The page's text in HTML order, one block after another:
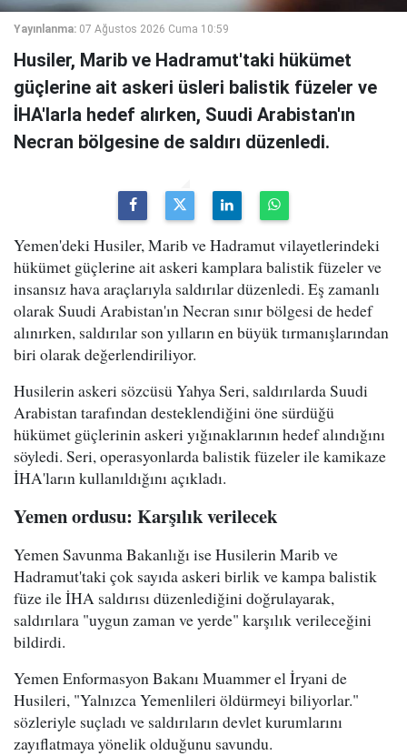
Yayınlanma: 07 Ağustos 2026 Cuma 10:59
Husiler, Marib ve Hadramut'taki hükümet
güçlerine ait askeri üsleri balistik füzeler ve
İHA'larla hedef alırken, Suudi Arabistan'ın
Necran bölgesine de saldırı düzenledi.
Yemen'deki Husiler, Marib ve Hadramut vilayetlerindeki
hükümet güçlerine ait askeri kamplara balistik füzeler ve
insansız hava araçlarıyla saldırılar düzenledi. Eş zamanlı
olarak Suudi Arabistan'ın Necran sınır bölgesi de hedef
alınırken, saldırılar son yılların en büyük tırmanışlarından
biri olarak değerlendiriliyor.
Husilerin askeri sözcüsü Yahya Seri, saldırılarda Suudi
Arabistan tarafından desteklendiğini öne sürdüğü
hükümet güçlerinin askeri yığınaklarının hedef alındığını
söyledi. Seri, operasyonlarda balistik füzeler ile kamikaze
İHA'ların kullanıldığını açıkladı.
Yemen ordusu: Karşılık verilecek
Yemen Savunma Bakanlığı ise Husilerin Marib ve
Hadramut'taki çok sayıda askeri birlik ve kampa balistik
füze ile İHA saldırısı düzenlediğini doğrulayarak,
saldırılara "uygun zaman ve yerde" karşılık verileceğini
bildirdi.
Yemen Enformasyon Bakanı Muammer el İryani de
Husileri, "Yalnızca Yemenlileri öldürmeyi biliyorlar."
sözleriyle suçladı ve saldırıların devlet kurumlarını
zayıflatmaya yönelik olduğunu savundu.